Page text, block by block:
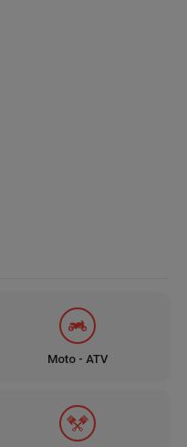
Moto - ATV